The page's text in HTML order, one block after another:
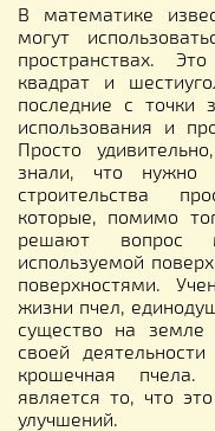
В математике
могут
пространствах.
квадрат и
последние с точки
использования и
Просто
знали, что нужно
строительства
которые, помимо
решают вопрос
используемой
поверхностями.
жизни пчел,
существо на земле
своей
крошечная
является то, что
улучшений.